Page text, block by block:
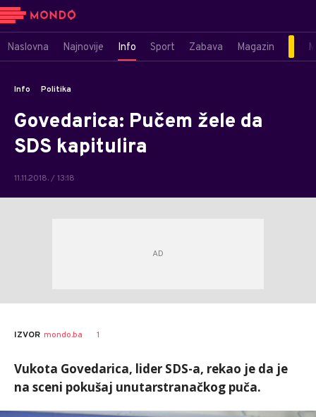
Naslovna Najnovije Info Sport Zabava Magazin
Info Politika
Govedarica: Pučem žele da
SDS kapitulira
11.11.2018. / 13:18
IZVOR mondo.ba 1
Vukota Govedarica, lider SDS-a, rekao je da je
na sceni pokušaj unutarstranačkog puča.